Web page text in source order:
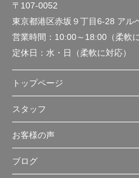
〒107-0052
東京都港区赤坂９丁目6-28 アル
営業時間： 10:00～18:00（柔軟に
定休日： 水・日（柔軟に対応）
トップページ
スタッフ
お客様の声
ブログ